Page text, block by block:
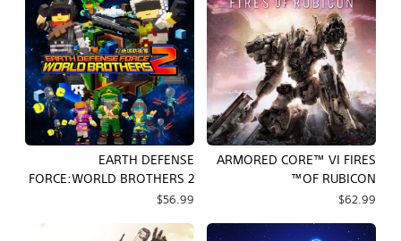
ARMORED CORE™ VI FIRES
OF RUBICON™
$62.99
EARTH DEFENSE
FORCE:WORLD BROTHERS 2
$56.99